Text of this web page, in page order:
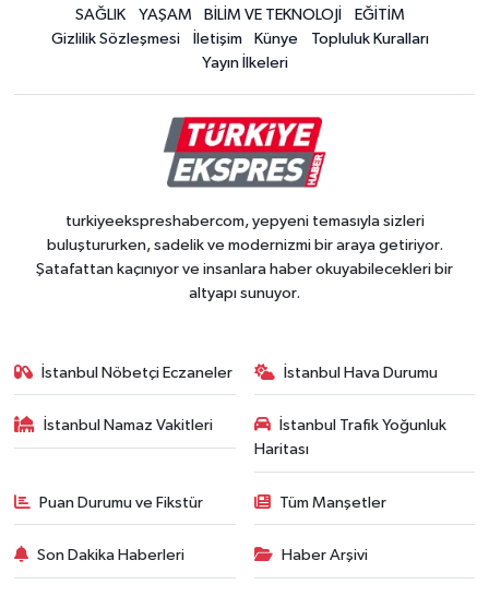
SAĞLIK
YAŞAM BİLİM VE TEKNOLOJİ
EĞİTİM
Gizlilik Sözleşmesi
İletişim Künye
Topluluk Kuralları
Yayın İlkeleri
turkiyeekspreshabercom, yepyeni temasıyla sizleri
buluştururken, sadelik ve modernizmi bir araya getiriyor.
Şatafattan kaçınıyor ve insanlara haber okuyabilecekleri bir
altyapı sunuyor.
İstanbul Nöbetçi Eczaneler İstanbul Hava Durumu
İstanbul Namaz Vakitleri
İstanbul Trafik Yoğunluk
Haritası
Puan Durumu ve Fikstür Tüm Manşetler
Son Dakika Haberleri Haber Arşivi